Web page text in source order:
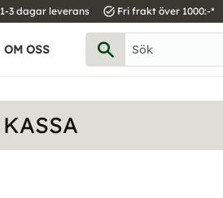
1-3 dagar leverans task_alt Fri frakt över 1000:-*
OM OSS
KASSA